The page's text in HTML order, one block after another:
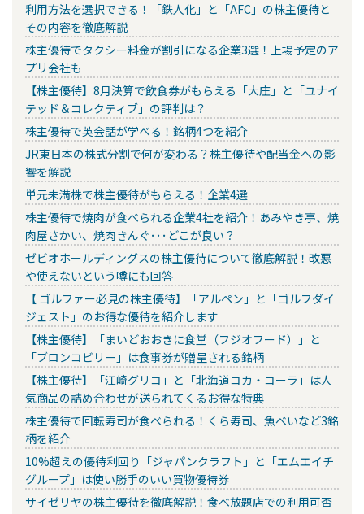
利用方法を選択できる！「鉄人化」と「AFC」の株主優待と
その内容を徹底解説
株主優待でタクシー料金が割引になる企業3選！上場予定のア
プリ会社も
【株主優待】8月決算で飲食券がもらえる「大庄」と「ユナイ
テッド＆コレクティブ」の評判は？
株主優待で英会話が学べる！銘柄4つを紹介
JR東日本の株式分割で何が変わる？株主優待や配当金への影
響を解説
単元未満株で株主優待がもらえる！企業4選
株主優待で焼肉が食べられる企業4社を紹介！あみやき亭、焼
肉屋さかい、焼肉きんぐ･･･どこが良い？
ゼビオホールディングスの株主優待について徹底解説！改悪
や使えないという噂にも回答
【 ゴルファー必見の株主優待】「アルペン」と「ゴルフダイ
ジェスト」のお得な優待を紹介します
【株主優待】「まいどおおきに食堂（フジオフード）」と
「ブロンコビリー」は食事券が贈呈される銘柄
【株主優待】「江崎グリコ」と「北海道コカ・コーラ」は人
気商品の詰め合わせが送られてくるお得な特典
株主優待で回転寿司が食べられる！くら寿司、魚べいなど3銘
柄を紹介
10%超えの優待利回り「ジャパンクラフト」と「エムエイチ
グループ」は使い勝手のいい買物優待券
サイゼリヤの株主優待を徹底解説！食べ放題店での利用可否